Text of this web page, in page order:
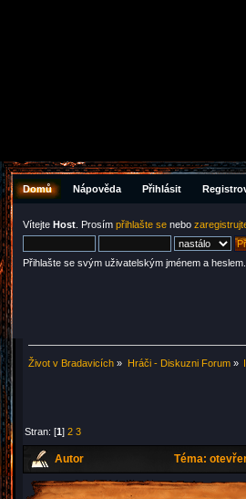
Domů Nápověda Přihlásit
Vítejte Host . Prosím přihlašte se nebo
Přihlašte se svým uživatelským jménem a heslem.
Život v Bradavicích » Hráči - Diskuzni Forum»
Stran: [1]2 3
Autor Téma: